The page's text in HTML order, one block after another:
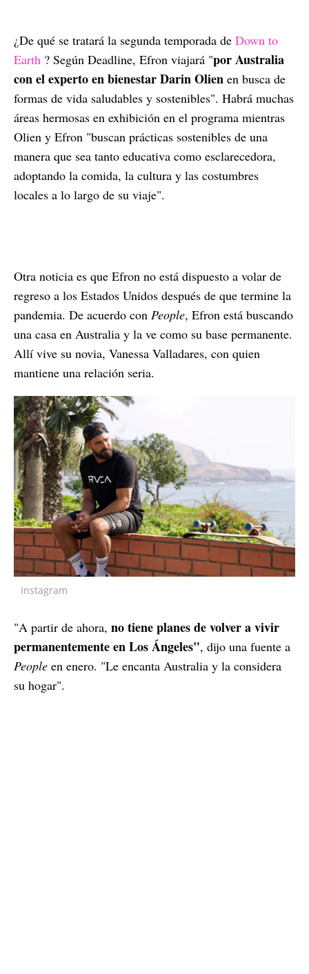
¿De qué se tratará la segunda temporada de Down to
Earth ? Según Deadline, Efron viajará "por Australia
con el experto en bienestar Darin Olien en busca de
formas de vida saludables y sostenibles". Habrá muchas
áreas hermosas en exhibición en el programa mientras
Olien y Efron "buscan prácticas sostenibles de una
manera que sea tanto educativa como esclarecedora,
adoptando la comida, la cultura y las costumbres
locales a lo largo de su viaje".
Otra noticia es que Efron no está dispuesto a volar de
regreso a los Estados Unidos después de que termine la
pandemia. De acuerdo con People, Efron está buscando
una casa en Australia y la ve como su base permanente.
Allí vive su novia, Vanessa Valladares, con quien
mantiene una relación seria.
Instagram
"A partir de ahora, no tiene planes de volver a vivir
permanentemente en Los Ángeles", dijo una fuente a
People en enero. "Le encanta Australia y la considera
su hogar".